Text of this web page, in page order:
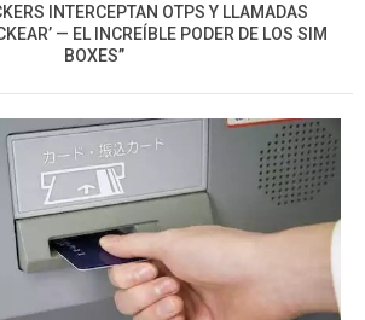
INTERCEPTAN OTPS Y LLAMADAS
— EL INCREÍBLE PODER DE LOS SIM
BOXES”